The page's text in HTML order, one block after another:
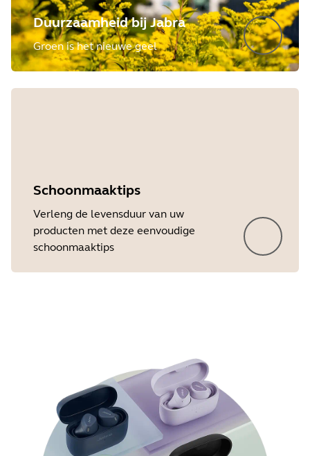
Duurzaamheid bij Jabra
Groen is het nieuwe geel
Schoonmaaktips
Verleng de levensduur van uw
producten met deze eenvoudige
schoonmaaktips